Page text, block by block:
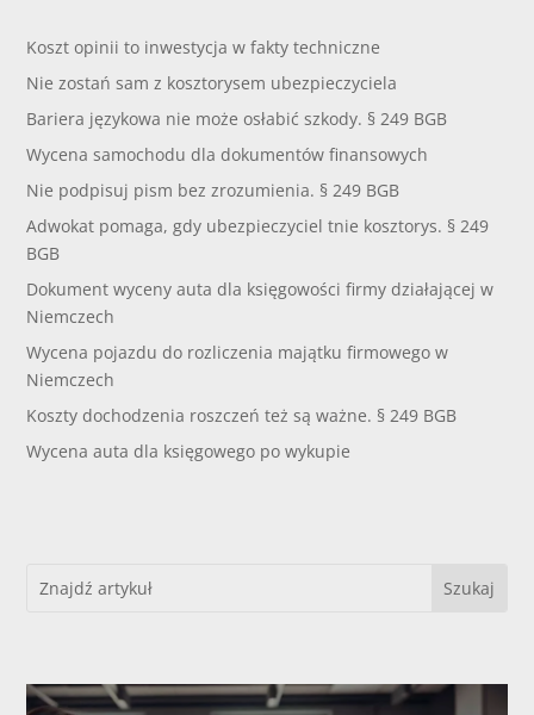
Koszt opinii to inwestycja w fakty techniczne
Nie zostań sam z kosztorysem ubezpieczyciela
Bariera językowa nie może osłabić szkody. § 249 BGB
Wycena samochodu dla dokumentów finansowych
Nie podpisuj pism bez zrozumienia. § 249 BGB
Adwokat pomaga, gdy ubezpieczyciel tnie kosztorys. § 249
BGB
Dokument wyceny auta dla księgowości firmy działającej w
Niemczech
Wycena pojazdu do rozliczenia majątku firmowego w
Niemczech
Koszty dochodzenia roszczeń też są ważne. § 249 BGB
Wycena auta dla księgowego po wykupie